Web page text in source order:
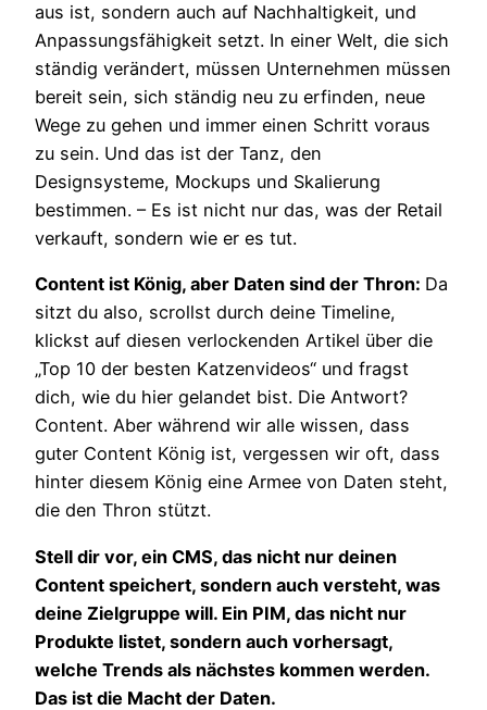
aus ist, sondern auch auf Nachhaltigkeit, und
Anpassungsfähigkeit setzt. In einer Welt, die sich
ständig verändert, müssen Unternehmen müssen
bereit sein, sich ständig neu zu erfinden, neue
Wege zu gehen und immer einen Schritt voraus
zu sein. Und das ist der Tanz, den
Designsysteme, Mockups und Skalierung
bestimmen. – Es ist nicht nur das, was der Retail
verkauft, sondern wie er es tut.
Content ist König, aber Daten sind der Thron: Da
sitzt du also, scrollst durch deine Timeline,
klickst auf diesen verlockenden Artikel über die
„Top 10 der besten Katzenvideos“ und fragst
dich, wie du hier gelandet bist. Die Antwort?
Content. Aber während wir alle wissen, dass
guter Content König ist, vergessen wir oft, dass
hinter diesem König eine Armee von Daten steht,
die den Thron stützt.
Stell dir vor, ein CMS, das nicht nur deinen
Content speichert, sondern auch versteht, was
deine Zielgruppe will. Ein PIM, das nicht nur
Produkte listet, sondern auch vorhersagt,
welche Trends als nächstes kommen werden.
Das ist die Macht der Daten.